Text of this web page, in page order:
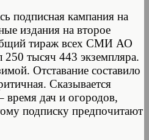
подписная кампания на
издания на второе
тираж всех СМИ АО
тысяч 443 экземпляра.
Отставание составило
Сказывается
время дач и огородов,
подписку предпочитают